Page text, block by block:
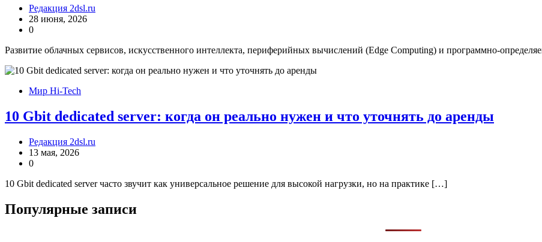
Редакция 2dsl.ru
28 июня, 2026
0
Развитие облачных сервисов, искусственного интеллекта, периферийных вычислений (Edge Computing) и программно-
Мир Hi-Tech
10 Gbit dedicated server: когда он реально нужен и что уточнять до аренды
Редакция 2dsl.ru
13 мая, 2026
0
10 Gbit dedicated server часто звучит как универсальное решение для высокой нагрузки, но на практике […]
Популярные записи